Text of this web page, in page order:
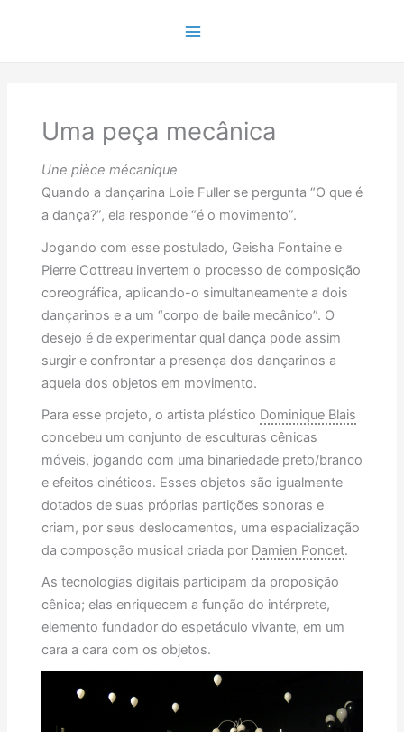
Uma peça mecânica
Une pièce mécanique
Quando a dançarina Loie Fuller se pergunta “O que é
a dança?”, ela responde “é o movimento”.
Jogando com esse postulado, Geisha Fontaine e
Pierre Cottreau invertem o processo de composição
coreográfica, aplicando-o simultaneamente a dois
dançarinos e a um “corpo de baile mecânico”. O
desejo é de experimentar qual dança pode assim
surgir e confrontar a presença dos dançarinos a
aquela dos objetos em movimento.
Para esse projeto, o artista plástico Dominique Blais
concebeu um conjunto de esculturas cênicas
móveis, jogando com uma binariedade preto/branco
e efeitos cinéticos. Esses objetos são igualmente
dotados de suas próprias partições sonoras e
criam, por seus deslocamentos, uma espacialização
da composção musical criada por Damien Poncet.
As tecnologias digitais participam da proposição
cênica; elas enriquecem a função do intérprete,
elemento fundador do espetáculo vivante, em um
cara a cara com os objetos.